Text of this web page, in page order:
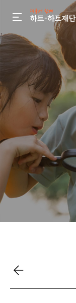
gnb menu open
인기 키워드
#정기후원#하트